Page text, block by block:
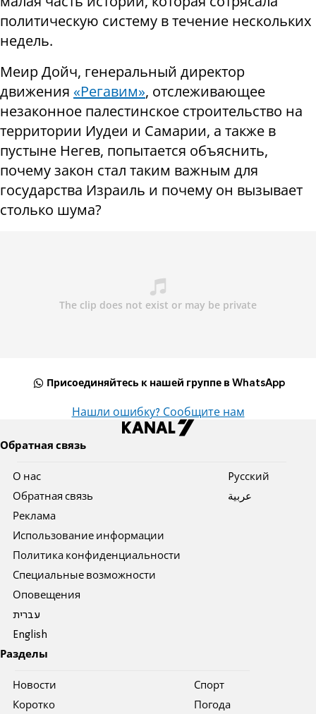
политическую систему в течение нескольких
недель.
Меир Дойч, генеральный директор
движения «Регавим», отслеживающее
незаконное палестинское строительство на
территории Иудеи и Самарии, а также в
пустыне Негев, попытается объяснить,
почему закон стал таким важным для
государства Израиль и почему он вызывает
столько шума?
Присоединяйтесь к нашей группе в WhatsApp
Нашли ошибку? Сообщите нам
Обратная связь
О нас
Обратная связь
Реклама
Использование информации
Политика конфиденциальности
Специальные возможности
Оповещения
עברית
English
Pусский
عربية
Разделы
Новости
Коротко
Спорт
Погода